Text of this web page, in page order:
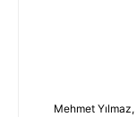
Mehmet